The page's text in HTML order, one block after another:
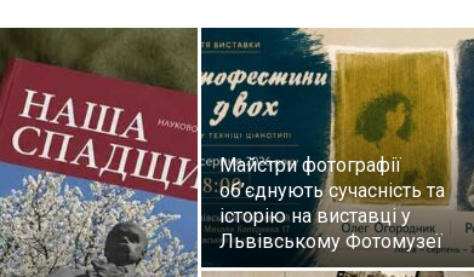
Майстри фотографії
об’єднують сучасність та
історію на виставці у
Львівському Фотомузеї